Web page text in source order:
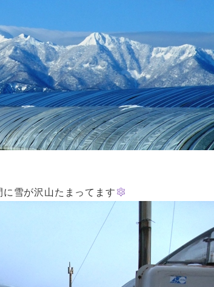
雪が沢山たまってます